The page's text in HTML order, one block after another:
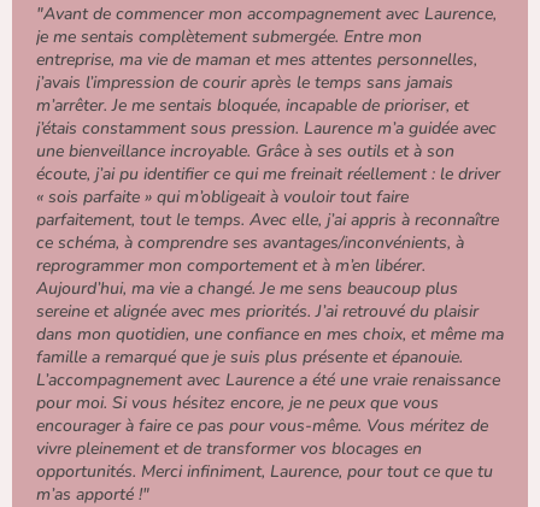
"Avant de commencer mon accompagnement avec Laurence,
je me sentais complètement submergée. Entre mon
entreprise, ma vie de maman et mes attentes personnelles,
j’avais l’impression de courir après le temps sans jamais
m’arrêter. Je me sentais bloquée, incapable de prioriser, et
j’étais constamment sous pression. Laurence m’a guidée avec
une bienveillance incroyable. Grâce à ses outils et à son
écoute, j’ai pu identifier ce qui me freinait réellement : le driver
« sois parfaite » qui m’obligeait à vouloir tout faire
parfaitement, tout le temps. Avec elle, j’ai appris à reconnaître
ce schéma, à comprendre ses avantages/inconvénients, à
reprogrammer mon comportement et à m’en libérer.
Aujourd’hui, ma vie a changé. Je me sens beaucoup plus
sereine et alignée avec mes priorités. J’ai retrouvé du plaisir
dans mon quotidien, une confiance en mes choix, et même ma
famille a remarqué que je suis plus présente et épanouie.
L’accompagnement avec Laurence a été une vraie renaissance
pour moi. Si vous hésitez encore, je ne peux que vous
encourager à faire ce pas pour vous-même. Vous méritez de
vivre pleinement et de transformer vos blocages en
opportunités. Merci infiniment, Laurence, pour tout ce que tu
m’as apporté !"